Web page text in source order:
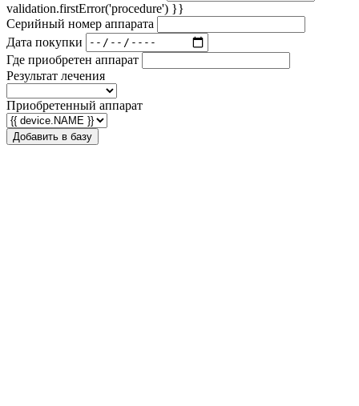
validation.firstError('procedure') }}
Серийный номер аппарата
Дата покупки
Где приобретен аппарат
Результат лечения
Приобретенный аппарат
Добавить в базу